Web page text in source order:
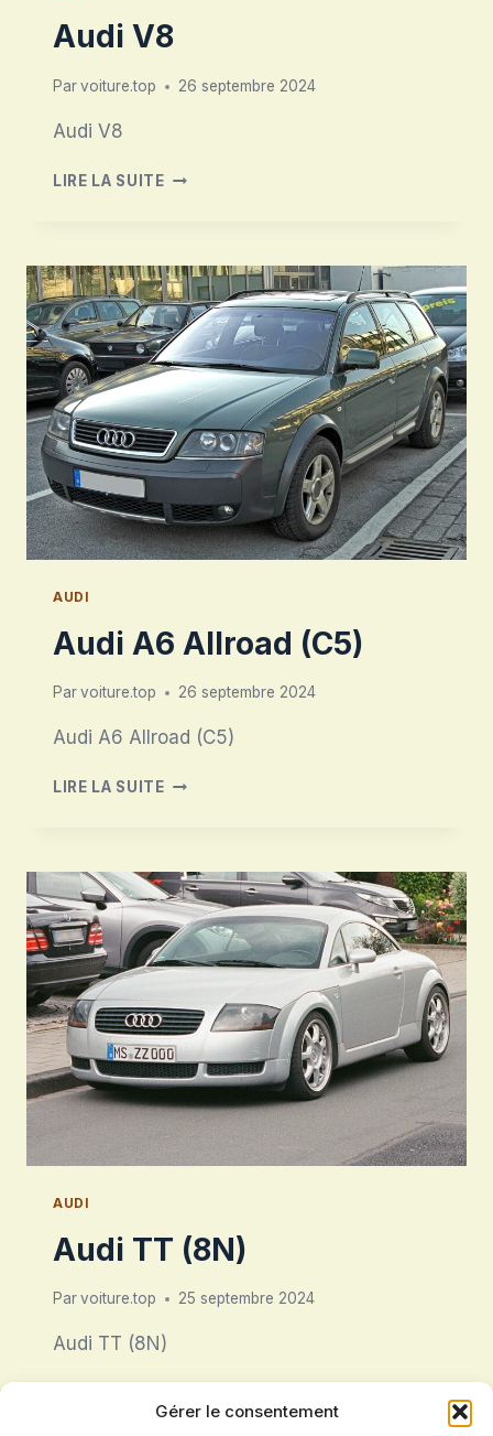
Gérer le consentement
Audi V8
Parvoiture.top 26 septembre 2024
Audi V8
LIRE LA SUITEAUDI
AUDI
Audi A6 Allroad (C5)
Parvoiture.top 26 septembre 2024
Audi A6 Allroad (C5)
LIRE LA SUITEAUDI
AUDI
Audi TT (8N)
Parvoiture.top 25 septembre 2024
Audi TT (8N)
AUDI
TT